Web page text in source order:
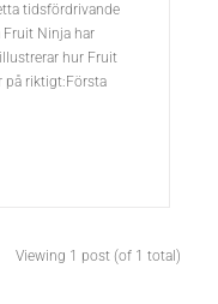
tidsfördrivande
Ninja har
hur Fruit
på riktigt:Första
Viewing 1 post (of 1 total)